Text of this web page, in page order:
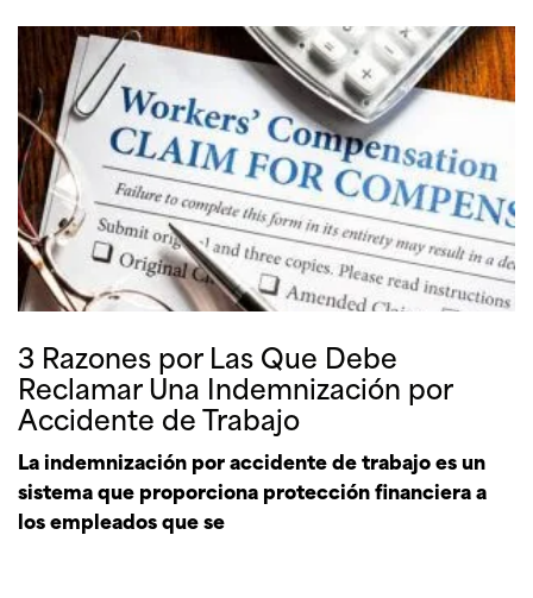
3 Razones por Las Que Debe
Reclamar Una Indemnización por
Accidente de Trabajo
La indemnización por accidente de trabajo es un
sistema que proporciona protección financiera a
los empleados que se